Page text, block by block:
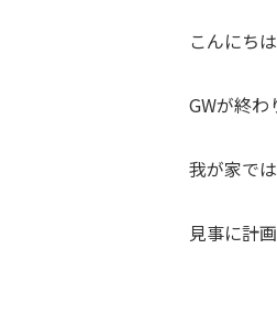
こんにち
GWが終
我が家で
見事に計